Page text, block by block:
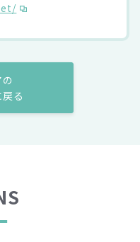
る